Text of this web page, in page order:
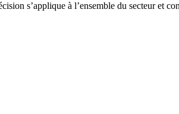
s’applique à l’ensemble du secteur et